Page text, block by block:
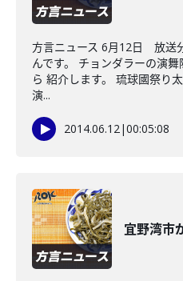
方言ニュース 6月12日 放送
んです。 チョンダラーの演
ら 紹介します。 琉球國祭り
演...
2014.06.12|00:05:08
宜野湾市